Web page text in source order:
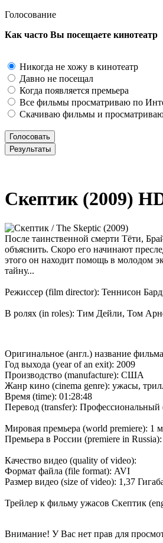
Голосование
Как часто Вы посещаете кинотеатр
Никогда не хожу в кинотеатр
Давно не посещал
Когда появляется премьера
Все фильмы просматриваю по
Скачиваю фильмы и просматриваю
Скептик (2009)
После таинственной смерти Тёти,
объяснить. Скоро его начинают
этого он находит помощь в молодом
тайну...
Режиссер (film director): Теннисон
В ролях (in roles): Тим Дейли, Том
Оригинальное (англ.) название
Год выхода (year of an exit): 2009
Производство (manufacture): США
Жанр кино (cinema genre): ужасы,
Время (time): 01:28:48
Перевод (transfer):
Мировая премьера (world premiere): 1
Премьера в России (premiere in
Качество видео (quality of video):
Формат файла (file format): AVI
Размер видео (size of video): 1,37
Трейлер к фильму ужасов Скептик
Внимание! У Вас нет прав для